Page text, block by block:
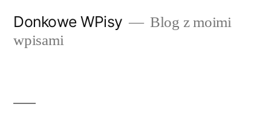
Donkowe WPisy
Blog z moimi
wpisami